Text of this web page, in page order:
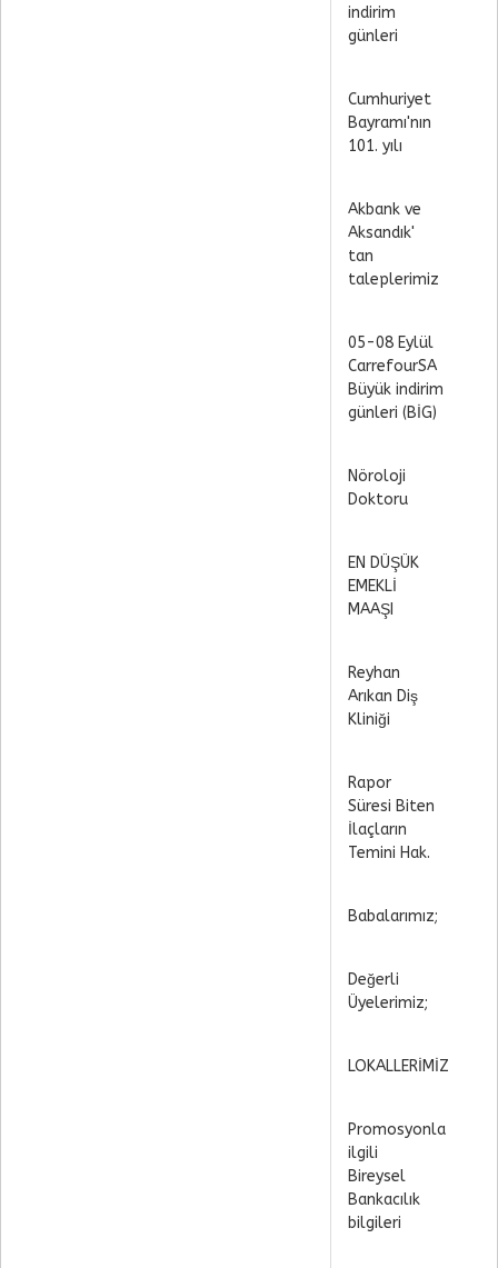
indirim
günleri
Cumhuriyet
Bayramı'nın
101. yılı
Akbank ve
Aksandık'
tan
taleplerimiz
05-08 Eylül
CarrefourSA
Büyük indirim
günleri (BİG)
Nöroloji
Doktoru
EN DÜŞÜK
EMEKLİ
MAAŞI
Reyhan
Arıkan Diş
Kliniği
Rapor
Süresi Biten
İlaçların
Temini Hak.
Babalarımız;
Değerli
Üyelerimiz;
LOKALLERİMİZ
Promosyonla
ilgili
Bireysel
Bankacılık
bilgileri